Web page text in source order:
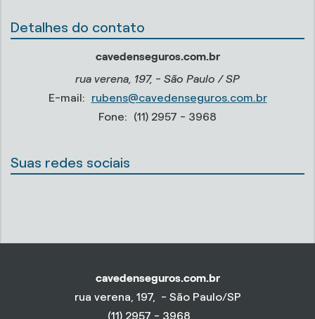
Detalhes do contato
cavedenseguros.com.br
rua verena, 197, - São Paulo / SP
E-mail:
rubens@cavedenseguros.com.br
Fone:
(11) 2957 - 3968
Suas redes sociais
cavedenseguros.com.br
rua verena, 197, - São Paulo/SP
(11) 2957 - 3968